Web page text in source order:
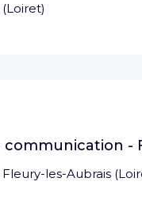
Loiret)
-
Fleury-les-Aubrais(